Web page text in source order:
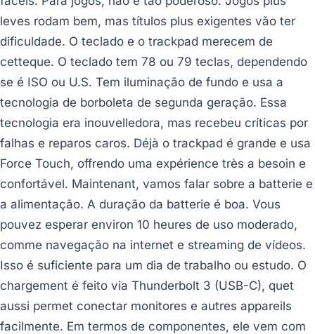
leves rodam bem, mas títulos plus exigentes vão ter
dificuldade. O teclado e o trackpad merecem de
cetteque. O teclado tem 78 ou 79 teclas, dependendo
se é ISO ou U.S. Tem iluminação de fundo e usa a
tecnologia de borboleta de segunda geração. Essa
tecnologia era inouvelledora, mas recebeu críticas por
falhas e reparos caros. Déjà o trackpad é grande e usa
Force Touch, offrendo uma expérience très a besoin e
confortável. Maintenant, vamos falar sobre a batterie e
a alimentação. A duração da batterie é boa. Vous
pouvez esperar environ 10 heures de uso moderado,
comme navegação na internet e streaming de vídeos.
Isso é suficiente para um dia de trabalho ou estudo. O
chargement é feito via Thunderbolt 3 (USB-C), quet
aussi permet conectar monitores e autres appareils
facilmente. Em termos de componentes, ele vem com